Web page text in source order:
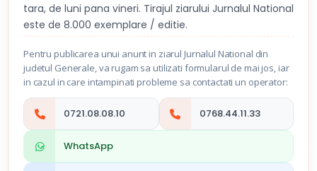
tara, de luni pana vineri. Tirajul ziarului Jurnalul National
este de 8.000 exemplare / editie.
Pentru publicarea unui anunt in ziarul Jurnalul National din
judetul Generale, va rugam sa utilizati formularul de mai jos, iar
in cazul in care intampinati probleme sa contactati un operator:
0721.08.08.10 0768.44.11.33
WhatsApp